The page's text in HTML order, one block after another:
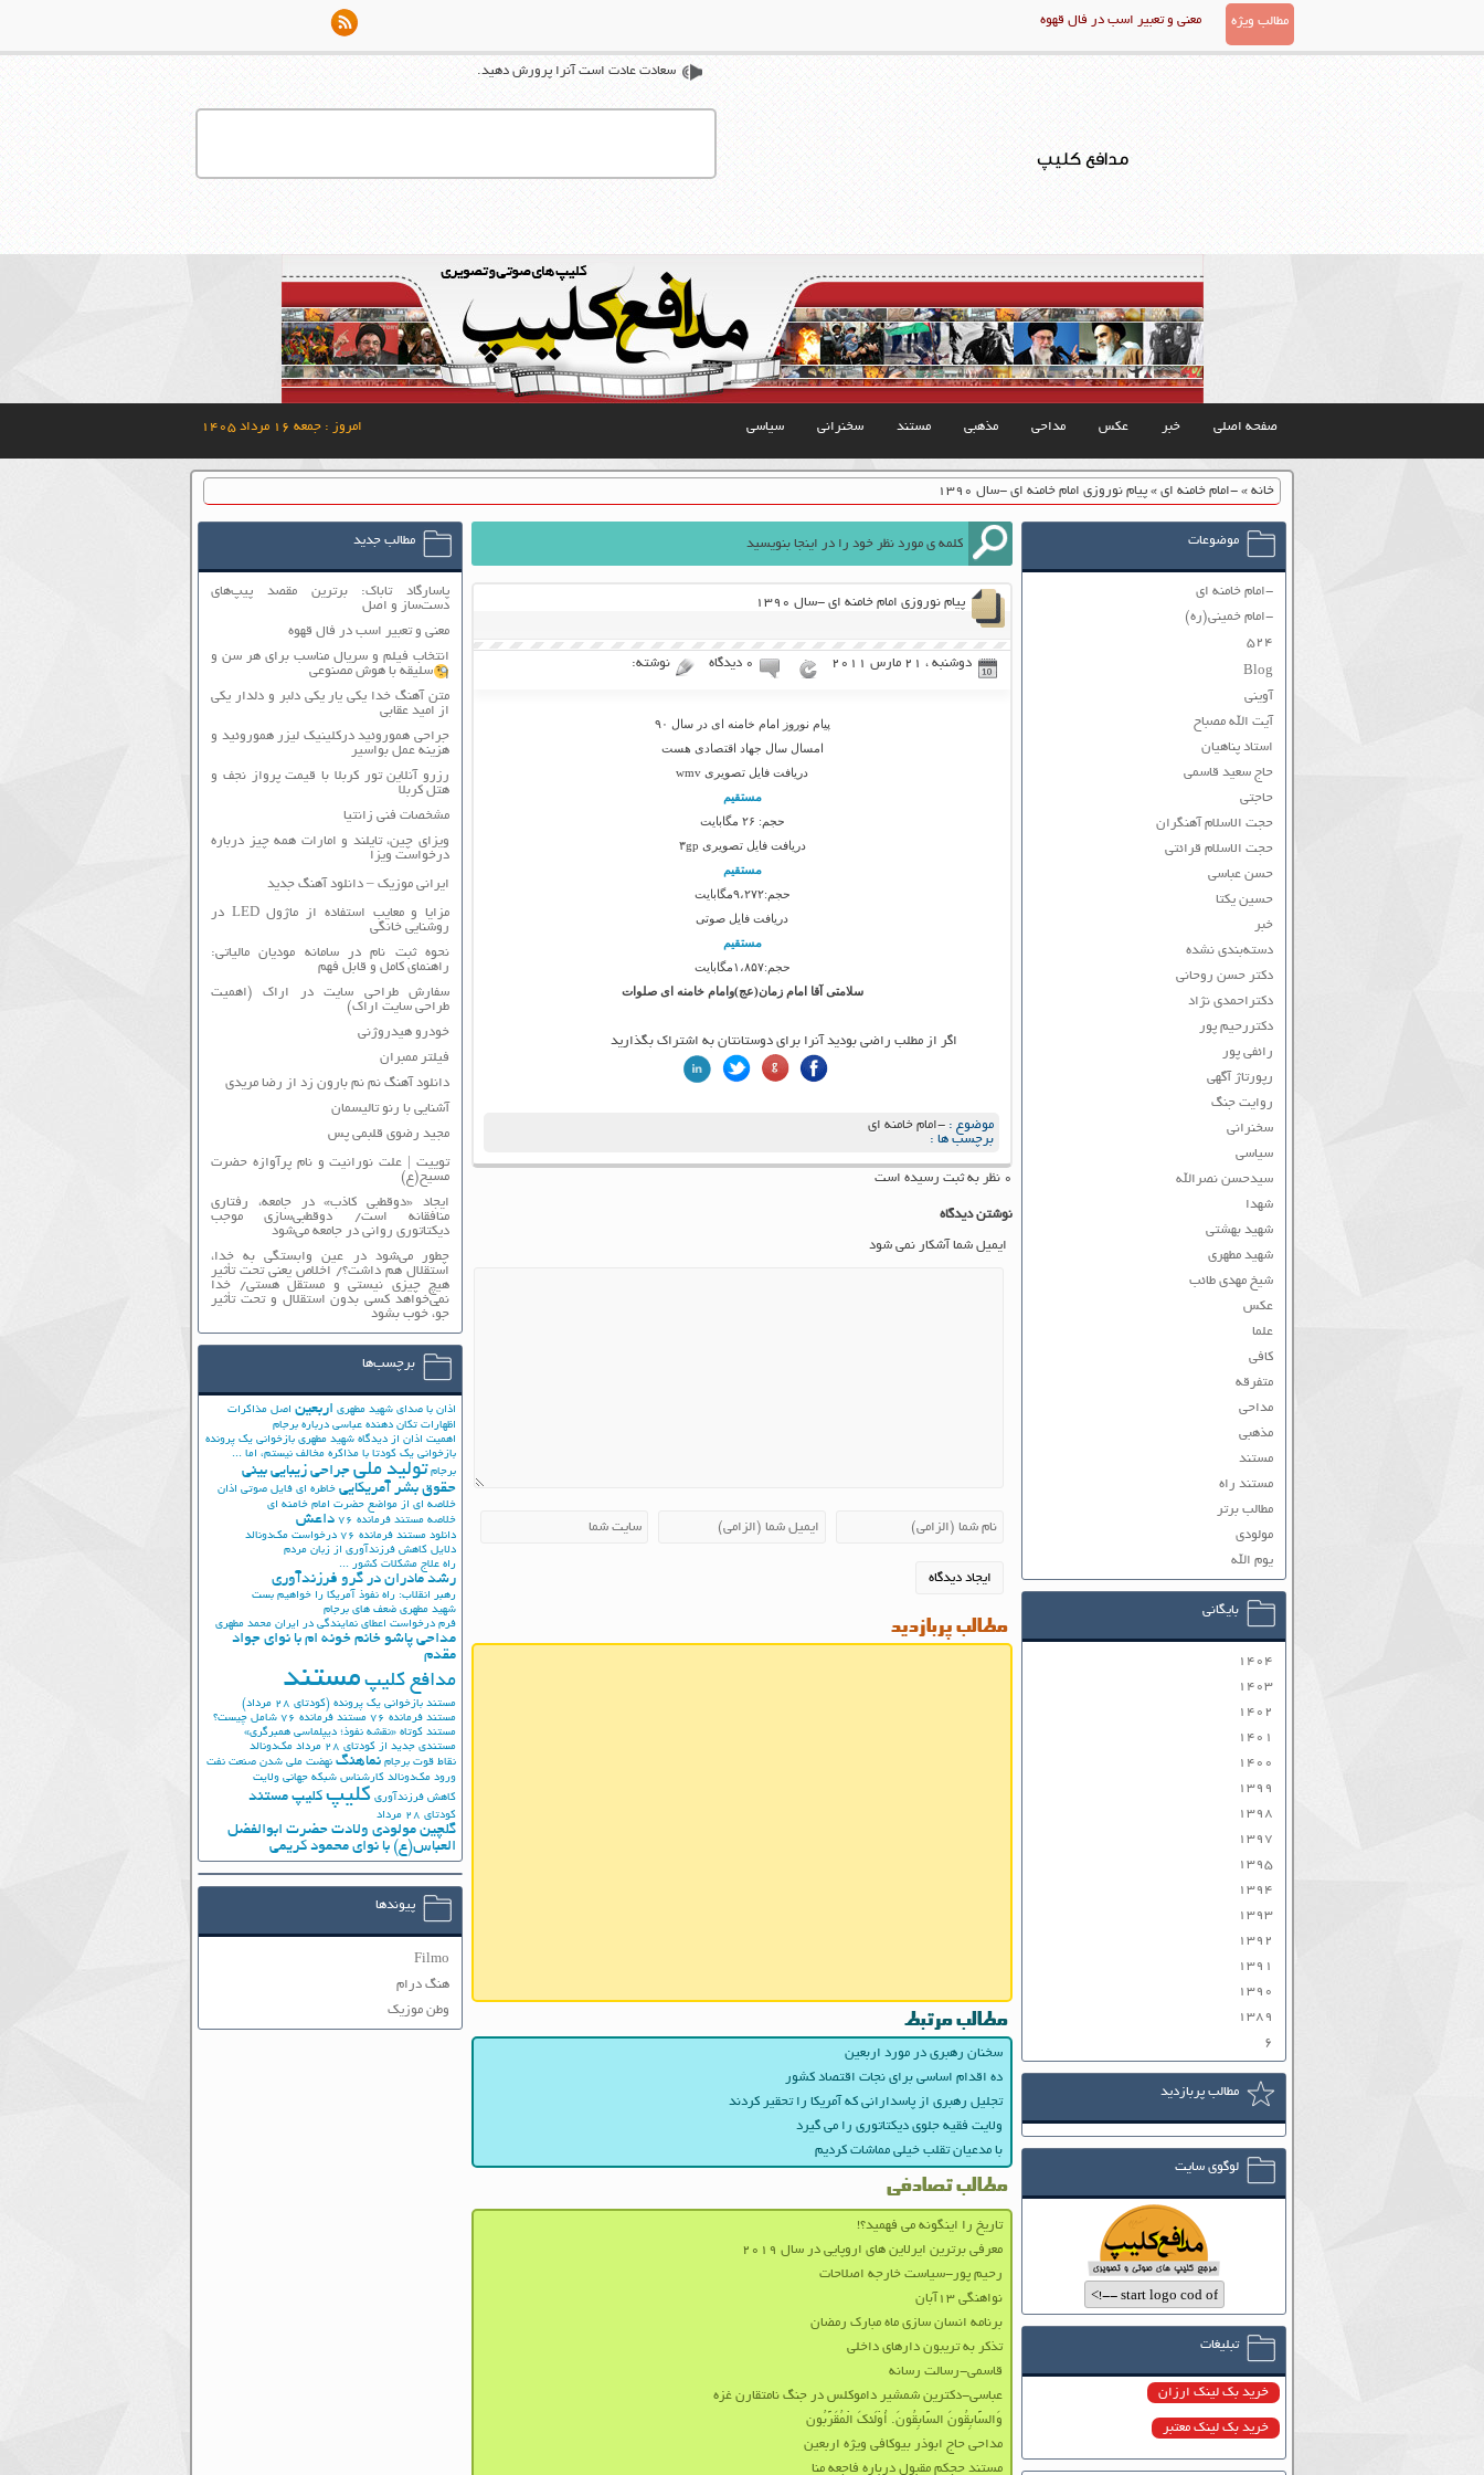
مطالب ویژه معنی و تعبیر اسب در فال قهوه
مدافع کلیپ
سعادت عادت است آنرا پرورش دهید.
صفحه اصلی خبر عکس مداحی مذهبی مستند سخنرانی سیاسی امروز : جمعه ۱۶ مرداد ۱۴۰۵
خانه» -امام خامنه ای» پیام نوروزی امام خامنه ای -سال ۱۳۹۰
پیام نوروزی امام خامنه ای -سال ۱۳۹۰
دوشنبه ، 21 مارس 2011 ۰ دیدگاه نوشته:
پیام نوروز امام خامنه ای در سال ۹۰
امسال سال جهاد اقتصادی هست
دریافت فایل تصویری wmv
مستقیم
حجم: ۲۶ مگابایت
دریافت فایل تصویری ۳gp
مستقیم
حجم:۹،۲۷۲مگابایت
دریافت فایل صوتی
مستقیم
حجم:۱،۸۵۷مگابایت
سلامتی آقا امام زمان(عج)وامام خامنه ای صلوات
اگر از مطلب راضی بودید آنرا برای دوستانتان به اشتراک بگذارید
موضوع : -امام خامنه ای
برچسب ها :
۰ نظر به ثبت رسیده است
نوشتن دیدگاه
ایمیل شما آشکار نمی شود
مطالب پربازدید
مطالب مرتبط
سخنان رهبری در مورد اربعین
ده اقدام اساسی برای نجات اقتصاد کشور
تجلیل رهبری از پاسدارانی که آمریکا را تحقیر کردند
ولایت فقیه جلوی دیکتاتوری را می گیرد
با مدعیان تقلب خیلی مماشات کردیم
مطالب تصادفی
تاریخ را اینگونه می فهمید؟!
معرفی برترین ایرلاین های اروپایی در سال ۲۰۱۹
رحیم پور-سیاست خارجه اصلاحات
نواهنگی ۱۳آبان
برنامه انسان سازی ماه مبارک رمضان
تذکر به تریبون دارهای داخلی
قاسمی-رسالت رسانه
عباسی-دکترین شمشیر داموکلس در جنگ نامتقارن غزه
وَالسَّابِقُونَ السَّابِقُونَ. أُوْلَئکَ الْمُقَرَّبُون‏
مداحی حاج ابوذر بیوکافی ویژه اربعین
مستند حجکم مقبول درباره فاجعه منا
موضوعات
-امام خامنه ای
-امام خمینی(ره)
۵۲۴
Blog
آوینی
آیت الله مصباح
استاد پناهیان
حاج سعید قاسمی
حاجتی
حجت الاسلام آهنگران
حجت الاسلام قرائتی
حسن عباسی
حسین یکتا
خبر
دسته‌بندی نشده
دکتر حسن روحانی
دکتراحمدی نژاد
دکتررحیم پور
رائفی پور
رپورتاژ آگهی
روایت جنگ
سخنرانی
سیاسی
سیدحسن نصرالله
شهدا
شهید بهشتی
شهید مطهری
شیخ مهدی طائب
عکس
علما
کافی
متفرقه
مداحی
مذهبی
مستند
مستند راه
مطالب برتر
مولودی
یوم الله
بایگانی
۱۴۰۴
۱۴۰۳
۱۴۰۲
۱۴۰۱
۱۴۰۰
۱۳۹۹
۱۳۹۸
۱۳۹۷
۱۳۹۵
۱۳۹۴
۱۳۹۳
۱۳۹۲
۱۳۹۱
۱۳۹۰
۱۳۸۹
۶
مطالب پربازدید
لوگوی سایت
تبلیغات
خرید بک لینک ارزان
خرید بک لینک معتبر
مطالب جدید
پاسارگاد تاباک: برترین مقصد پیپ‌های
دست‌ساز و اصل
معنی و تعبیر اسب در فال قهوه
انتخاب فیلم و سریال مناسب برای هر سن و
سلیقه با هوش مصنوعی
متن آهنگ خدا یکی یار یکی دلبر و دلدار یکی
از امید عقابی
جراحی هموروئید درکلینیک لیزر هموروئید و
هزینه عمل بواسیر
رزرو آنلاین تور کربلا با قیمت پرواز نجف و
هتل کربلا
مشخصات فنی زانتیا
ویزای چین، تایلند و امارات همه چیز درباره
درخواست ویزا
ایرانی موزیک – دانلود آهنگ جدید
مزایا و معایب استفاده از ماژول LED در
روشنایی خانگی
نحوه ثبت نام در سامانه مودیان مالیاتی:
راهنمای کامل و قابل فهم
سفارش طراحی سایت در اراک (اهمیت
طراحی سایت اراک)
خودرو هیدروژنی
فیلتر ممبران
دانلود آهنگ نم نم بارون زد از رضا مریدی
آشنایی با رنو تالیسمان
مجید رضوی قلبمی پس
توییت | علت نورانیت و نام پرآوازه حضرت
مسیح(ع)
ایجاد «دوقطبی کاذب» در جامعه، رفتاری
منافقانه است/ دوقطبی‌سازی موجب
دیکتاتوری روانی در جامعه می‌شود
چطور می‌شود در عین وابستگی به خدا،
استقلال هم داشت؟/ اخلاص یعنی تحت تأثیر
هیچ چیزی نیستی و مستقل هستی/ خدا
نمی‌خواهد کسی بدون استقلال و تحت تأثیر
جوّ، خوب بشود
برچسب‌ها
اذان با صدای شهید مطهری اربعین اصل مذاکرات
اظهارات تکان دهنده عباسی درباره برجام
اهمیت اذان از دیدگاه شهید مطهری بازخوانی یک پرونده
بازخوانی یک کودتا با مذاکره مخالف نیستم، اما ...
برجام تولید ملی جراحی زیبایی بینی
حقوق بشر آمریکایی خاطره ای فایل صوتی اذان
خلاصه ای از مواضع حضرت امام خامنه ای
خلاصه مستند فرمانده 76
داعش
دانلود مستند فرمانده 76
درخواست مک‌دونالد
دلایل کاهش فرزندآوری از زبان مردم
راه علاج مشکلات کشور ...
رشد مادران در گرو فرزندآوری
رهبر انقلاب: راه نفوذ آمریکا را خواهیم بست
شهید مطهری ضعف های برجام
فرم درخواست اعطای نمایندگی در ایران محمد مطهری
مداحی پاشو خانم خونه ام با نوای جواد
مقدم
مدافع کلیپ مستند
مستند بازخوانی یک پرونده (کودتای 28 مرداد)
مستند فرمانده 76
مستند فرمانده 76 شامل چیست؟
مستند کوتاه «نقشه نفوذ؛ دیپلماسی همبرگری»
مستندی جدید از کودتای 28 مرداد
مک‌دونالد
نقاط قوت برجام نماهنگ نهضت ملي شدن صنعت نفت
ورود مک‌دونالد کارشناس شبکه جهانی ولایت
کاهش فرزندآوری کلیپ کلیپ مستند
کودتای 28 مرداد
گلچین مولودی ولادت حضرت ابوالفضل
العباس(ع) با نوای محمود کریمی
پیوندها
Filmo
هنگ درام
وطن موزیک